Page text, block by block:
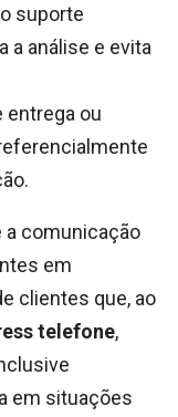
suporte
a análise e evita
entrega ou
a comunicação
em
clientes que, ao
telefone,
em situações